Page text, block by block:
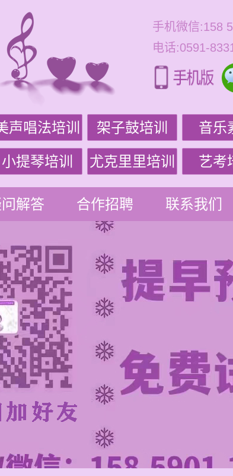
手机微信:158
电话:0591-
声唱法培训 架子鼓培训 音乐
小提琴培训 尤克里里培训 艺考
解答 合作招聘 联系我们